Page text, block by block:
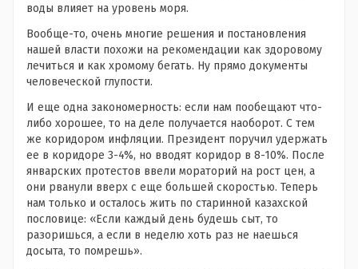
воды влияет на уровень моря.
Вообще-то, очень многие решения и постановления
нашей власти похожи на рекомендации как здоровому
лечиться и как хромому бегать. Ну прямо документы
человеческой глупости.
И еще одна закономерность: если нам пообещают что-
либо хорошее, то на деле получается наоборот. С тем
же коридором инфляции. Президент поручил удержать
ее в коридоре 3-4%, но вводят коридор в 8-10%. После
январских протестов ввели мораторий на рост цен, а
они рванули вверх с еще большей скоростью. Теперь
нам только и осталось жить по старинной казахской
пословице: «Если каждый день будешь сыт, то
разоришься, а если в неделю хоть раз не наешься
досыта, то помрешь».